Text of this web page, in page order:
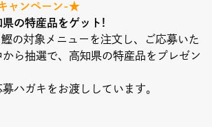
ャンペーン-★
の特産品をゲット!
の対象メニューを注文し、ご応募いた
ら抽選で、高知県の特産品をプレゼン
ハガキをお渡ししています。